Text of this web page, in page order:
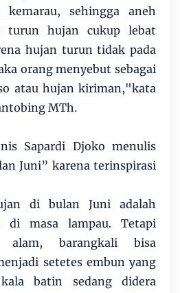
kemarau, sehingga aneh
turun hujan cukup lebat
hujan turun tidak pada
orang menyebut sebagai
atau hujan kiriman,"kata
MTh.
Sapardi Djoko menulis
Juni” karena terinspirasi
di bulan Juni adalah
di masa lampau. Tetapi
alam, barangkali bisa
setetes embun yang
batin sedang didera